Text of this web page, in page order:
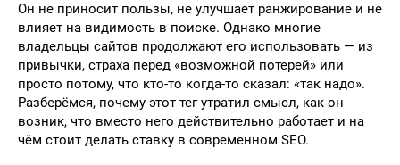
Он не приносит пользы, не улучшает ранжирование и не
влияет на видимость в поиске. Однако многие
владельцы сайтов продолжают его использовать — из
привычки, страха перед «возможной потерей» или
просто потому, что кто-то когда-то сказал: «так надо».
Разберёмся, почему этот тег утратил смысл, как он
возник, что вместо него действительно работает и на
чём стоит делать ставку в современном SEO.